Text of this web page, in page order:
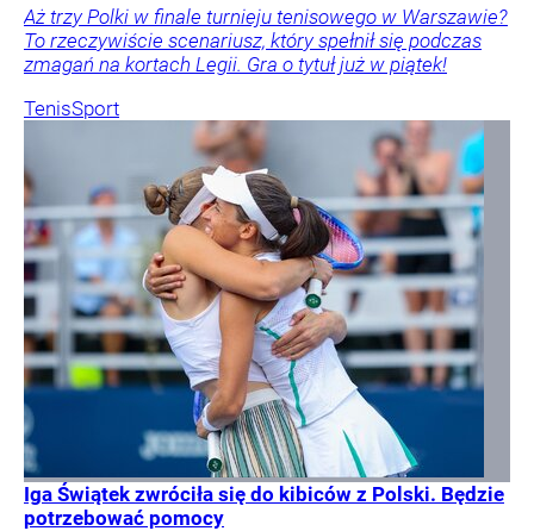
Aż trzy Polki w finale turnieju tenisowego w Warszawie?
To rzeczywiście scenariusz, który spełnił się podczas
zmagań na kortach Legii. Gra o tytuł już w piątek!
TenisSport
Iga Świątek zwróciła się do kibiców z Polski. Będzie
potrzebować pomocy